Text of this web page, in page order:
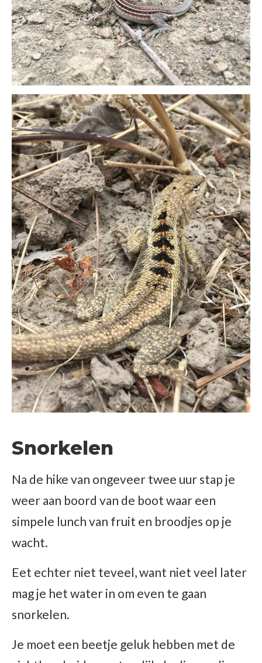
Snorkelen
Na de hike van ongeveer twee uur stap je
weer aan boord van de boot waar een
simpele lunch van fruit en broodjes op je
wacht.
Eet echter niet teveel, want niet veel later
mag je het water in om even te gaan
snorkelen.
Je moet een beetje geluk hebben met de